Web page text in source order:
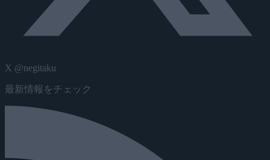
X @negitaku
最新情報をチェック